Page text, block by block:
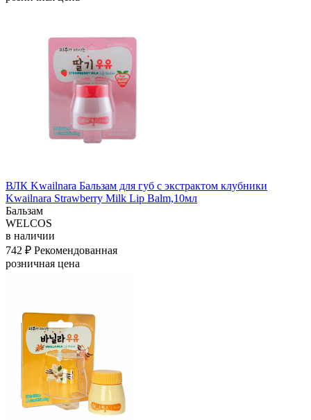
ВЛК Kwailnara Бальзам для губ с экстрактом клубники
Kwailnara Strawberry Milk Lip Balm,10мл
Бальзам
WELCOS
в наличии
742 ₽ Рекомендованная
розничная цена